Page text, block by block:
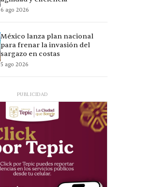
6 ago 2026
México lanza plan nacional
para frenar la invasión del
sargazo en costas
5 ago 2026
PUBLICIDAD